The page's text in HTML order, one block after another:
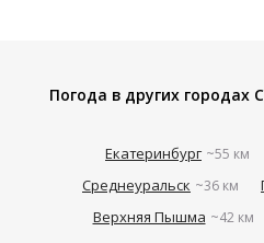
Погода в других городах
Екатеринбург ~55 км
Среднеуральск ~36 км
Верхняя Пышма ~42 км